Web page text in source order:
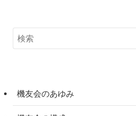
機友会のあゆみ